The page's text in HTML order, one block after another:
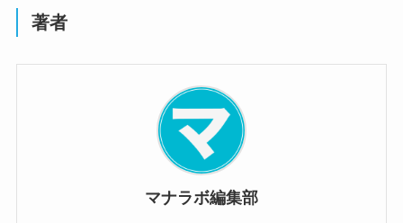
著者
マナラボ編集部